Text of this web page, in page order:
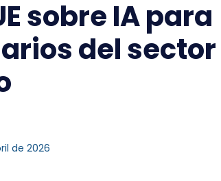
sobre IA para
del sector
de 2026